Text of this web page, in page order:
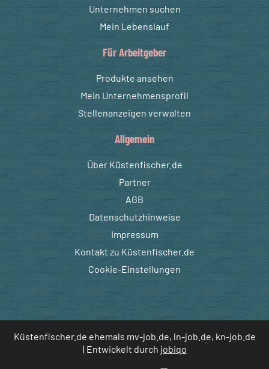
Unternehmen suchen
Mein Lebenslauf
Für Arbeitgeber
Produkte ansehen
Mein Unternehmensprofil
Stellenanzeigen verwalten
Allgemein
Über Küstenfischer.de
Partner
AGB
Datenschutzhinweise
Impressum
Kontakt zu Küstenfischer.de
Cookie-Einstellungen
Küstenfischer.de ehemals mv-job.de, ln-job.de, kn-job.de
| Entwickelt durch jobiqo